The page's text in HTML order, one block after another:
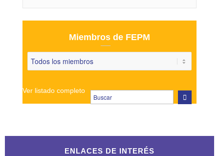
Miembros de FEPM
Ver listado completo
ENLACES DE INTERÉS